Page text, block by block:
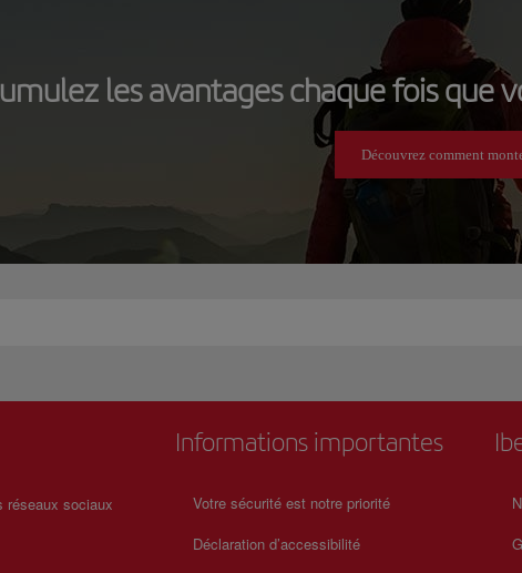
les avantages chaque fois que
Découvrez comment
réseaux sociaux
Informations importantes
Votre sécurité est notre priorité
Déclaration d’accessibilité